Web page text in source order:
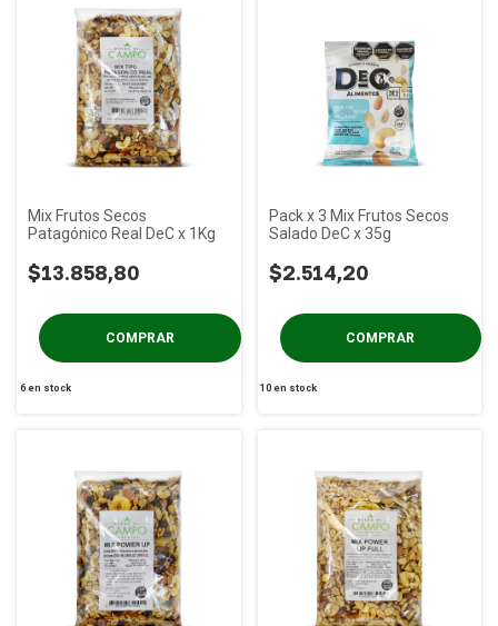
Mix Frutos Secos
Patagónico Real DeC x 1Kg
$13.858,80
6en stock
Pack x 3 Mix Frutos Secos
Salado DeC x 35g
$2.514,20
10 en stock